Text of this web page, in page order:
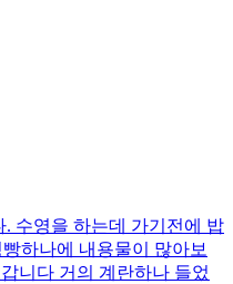
수영을 하는데 가기전에 밥
하나에 내용물이 많아보
니다 거의 계란하나 들었